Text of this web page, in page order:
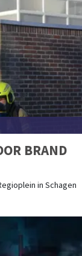
BRAND
in Schagen